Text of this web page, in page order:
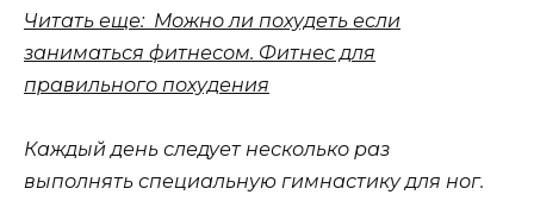
Читать еще: Можно ли похудеть если
заниматься фитнесом. Фитнес для
правильного похудения
Каждый день следует несколько раз
выполнять специальную гимнастику для ног.